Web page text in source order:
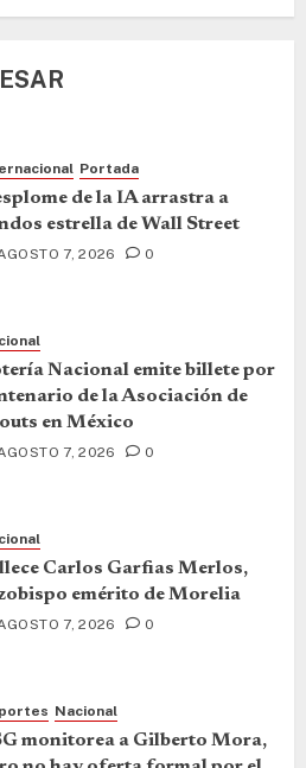
Portada
de la IA arrastra a
estrella de Wall Street
7, 2026 0
Nacional emite billete por
de la Asociación de
en México
7, 2026 0
Carlos Garfias Merlos,
emérito de Morelia
7, 2026 0
Nacional
monitorea a Gilberto Mora,